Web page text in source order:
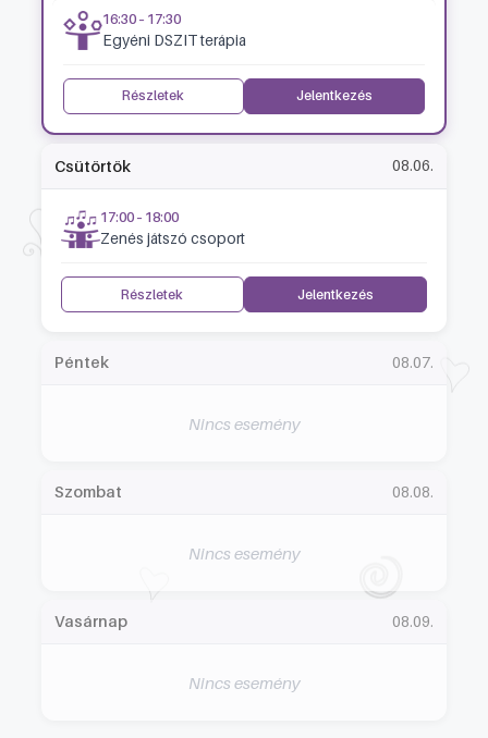
16:30 – 17:30
Egyéni DSZIT terápia
Részletek Jelentkezés
Csütörtök 08.06.
17:00 – 18:00
Zenés játszó csoport
Részletek Jelentkezés
Péntek 08.07.
Nincs esemény
Szombat 08.08.
Nincs esemény
Vasárnap 08.09.
Nincs esemény